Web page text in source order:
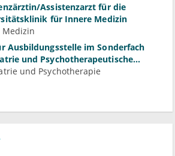
Assistenzarzt für die
für Innere Medizin
Ausbildungsstelle im Sonderfach
und Psychotherapeutische
(m/w/d)
und Psychotherapie